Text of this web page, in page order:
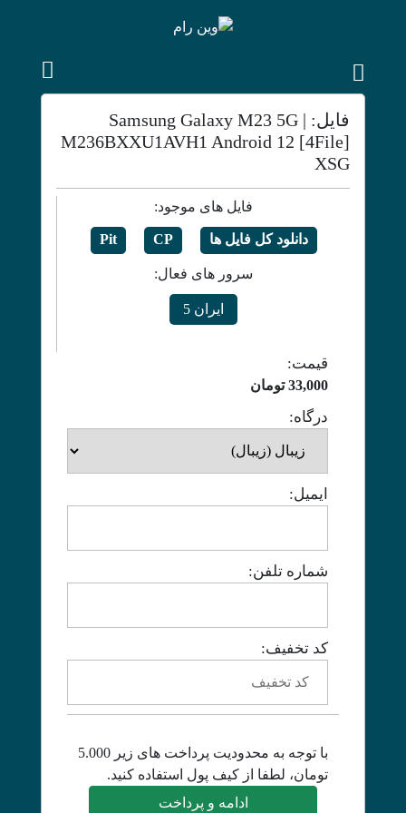
فایل: Samsung Galaxy M23 5G |
M236BXXU1AVH1 Android 12 [4File]
XSG
فایل های موجود:
دانلود کل فایل ها CP
Pit
سرور های فعال:
ایران 5
قیمت:
33,000 تومان
درگاه:
ایمیل:
شماره تلفن:
کد تخفیف:
با توجه به محدودیت پرداخت های زیر 5.000
تومان، لطفا از کیف پول استفاده کنید.
ادامه و پرداخت